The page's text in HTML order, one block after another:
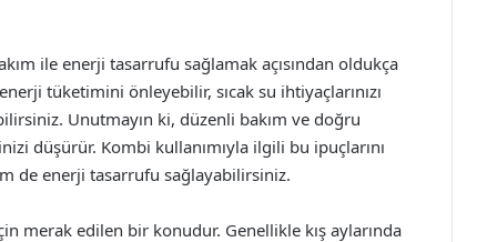
ile enerji tasarrufu sağlamak açısından oldukça
tüketimini önleyebilir, sıcak su ihtiyaçlarınızı
Unutmayın ki, düzenli bakım ve doğru
düşürür. Kombi kullanımıyla ilgili bu ipuçlarını
de enerji tasarrufu sağlayabilirsiniz.
merak edilen bir konudur. Genellikle kış aylarında